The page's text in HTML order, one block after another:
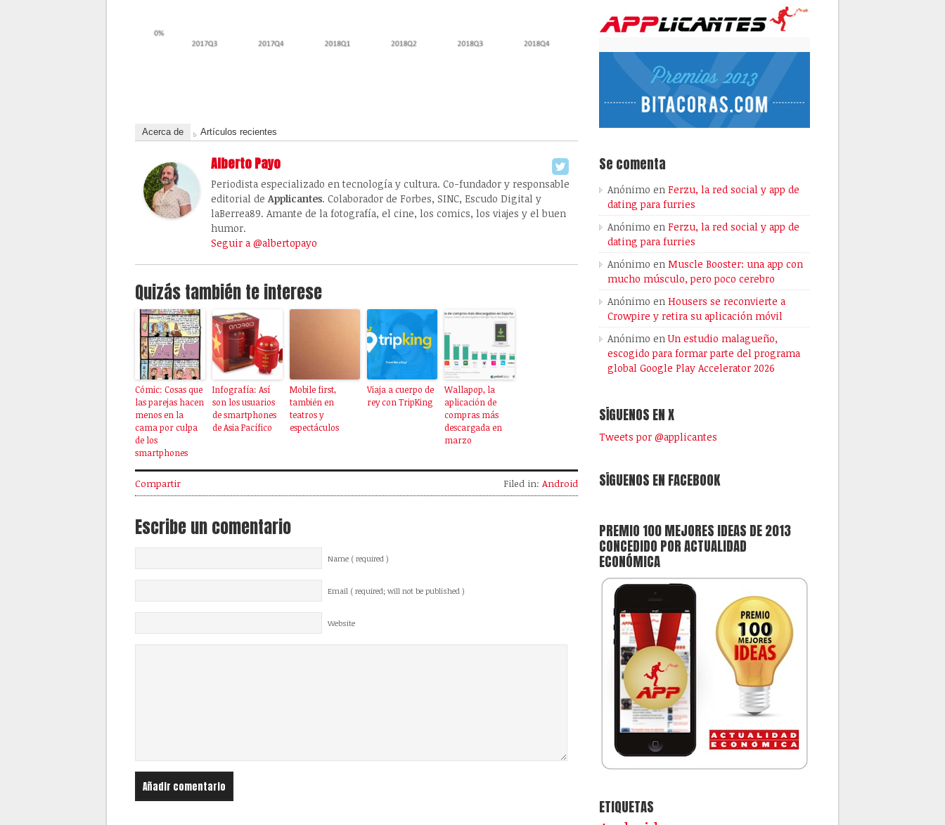
Acerca de Artículos recientes
Alberto Payo
Periodista especializado en tecnología y cultura. Co-fundador y responsable
editorial de Applicantes. Colaborador de Forbes, SINC, Escudo Digital y
laBerrea89. Amante de la fotografía, el cine, los comics, los viajes y el buen
humor.
Seguir a @albertopayo
Quizás también te interese
Cómic: Cosas que
las parejas hacen
menos en la
cama por culpa
de los
smartphones
Infografía: Así
son los usuarios
de smartphones
de Asia Pacífico
Mobile first,
también en
teatros y
espectáculos
Viaja a cuerpo de
rey con TripKing
Wallapop, la
aplicación de
compras más
descargada en
marzo
Compartir Filed in: Android
Escribe un comentario
Name ( required )
Email ( required; will not be published )
Website
Se comenta
Anónimo en Ferzu, la red social y app de
dating para furries
Anónimo en Ferzu, la red social y app de
dating para furries
Anónimo en Muscle Booster: una app con
mucho músculo, pero poco cerebro
Anónimo en Housers se reconvierte a
Crowpire y retira su aplicación móvil
Anónimo enUn estudio malagueño,
escogido para formar parte del programa
global Google Play Accelerator 2026
SÍGUENOS EN X
Tweets por @applicantes
SÍGUENOS EN FACEBOOK
PREMIO 100 MEJORES IDEAS DE 2013
CONCEDIDO POR ACTUALIDAD
ECONÓMICA
ETIQUETAS